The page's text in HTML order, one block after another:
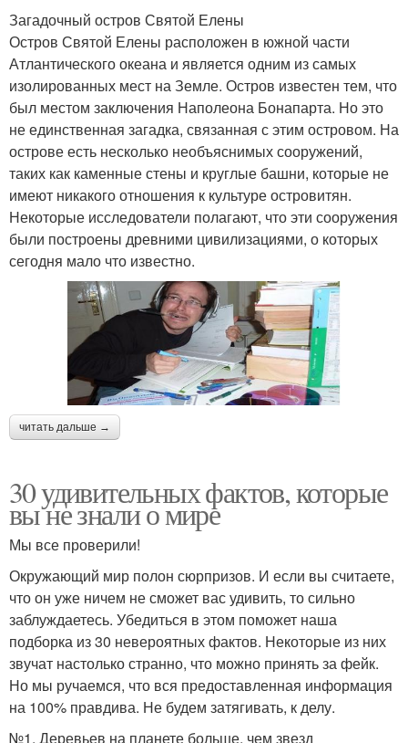
Загадочный остров Святой Елены
Остров Святой Елены расположен в южной части
Атлантического океана и является одним из самых
изолированных мест на Земле. Остров известен тем, что
был местом заключения Наполеона Бонапарта. Но это
не единственная загадка, связанная с этим островом. На
острове есть несколько необъяснимых сооружений,
таких как каменные стены и круглые башни, которые не
имеют никакого отношения к культуре островитян.
Некоторые исследователи полагают, что эти сооружения
были построены древними цивилизациями, о которых
сегодня мало что известно.
читать дальше →
30 удивительных фактов, которые
вы не знали о мире
Мы все проверили!
Окружающий мир полон сюрпризов. И если вы считаете,
что он уже ничем не сможет вас удивить, то сильно
заблуждаетесь. Убедиться в этом поможет наша
подборка из 30 невероятных фактов. Некоторые из них
звучат настолько странно, что можно принять за фейк.
Но мы ручаемся, что вся предоставленная информация
на 100% правдива. Не будем затягивать, к делу.
№1. Деревьев на планете больше, чем звезд